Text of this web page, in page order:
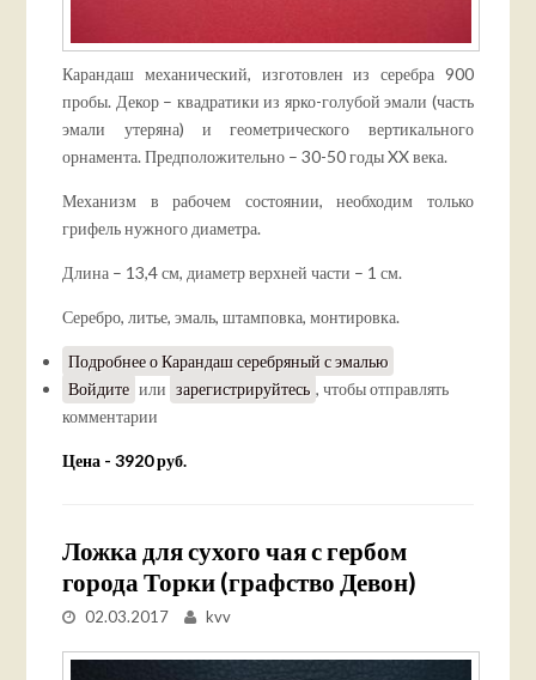
Карандаш механический, изготовлен из серебра 900
пробы. Декор – квадратики из ярко-голубой эмали (часть
эмали утеряна) и геометрического вертикального
орнамента. Предположительно – 30-50 годы XX века.
Механизм в рабочем состоянии, необходим только
грифель нужного диаметра.
Длина – 13,4 см, диаметр верхней части – 1 см.
Серебро, литье, эмаль, штамповка, монтировка.
Подробнеео Карандаш серебряный с эмалью
Войдите или зарегистрируйтесь , чтобы отправлять
комментарии
Цена - 3920 руб.
Ложка для сухого чая с гербом
города Торки (графство Девон)
02.03.2017 kvv